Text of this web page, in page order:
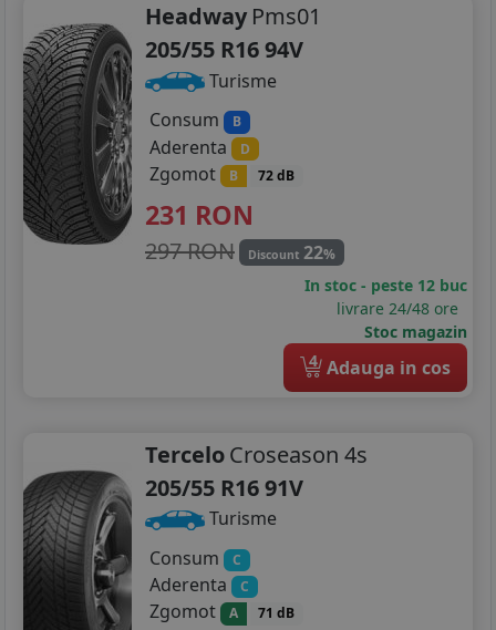
Headway Pms01
205/55 R16 94V
Turisme
Consum
B
Aderenta D
Zgomot B 72 dB
231 RON
297 RON Discount 22%
In stoc - peste 12 buc
livrare 24/48 ore
Stoc magazin
4 Adauga in cos
TerceloCroseason 4s
205/55 R16 91V
Turisme
Consum
C
Aderenta C
Zgomot A 71 dB